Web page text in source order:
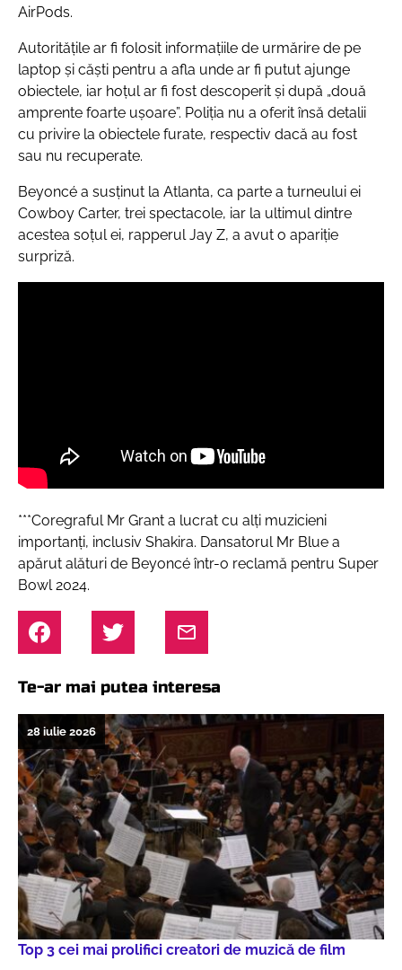
AirPods.
Autorităţile ar fi folosit informaţiile de urmărire de pe
laptop şi căşti pentru a afla unde ar fi putut ajunge
obiectele, iar hoţul ar fi fost descoperit şi după „două
amprente foarte uşoare”. Poliţia nu a oferit însă detalii
cu privire la obiectele furate, respectiv dacă au fost
sau nu recuperate.
Beyoncé a susţinut la Atlanta, ca parte a turneului ei
Cowboy Carter, trei spectacole, iar la ultimul dintre
acestea soţul ei, rapperul Jay Z, a avut o apariţie
surpriză.
***Coregraful Mr Grant a lucrat cu alţi muzicieni
importanţi, inclusiv Shakira. Dansatorul Mr Blue a
apărut alături de Beyoncé într-o reclamă pentru Super
Bowl 2024.
Te-ar mai putea interesa
Top 3 cei mai prolifici creatori de muzică de film
28 iulie 2026